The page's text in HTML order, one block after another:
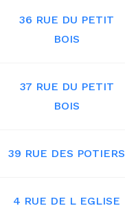
36 RUE DU PETIT
BOIS
37 RUE DU PETIT
BOIS
39 RUE DES POTIERS
4 RUE DE L EGLISE